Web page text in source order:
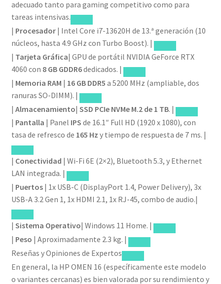
adecuado tanto para gaming competitivo como para
tareas intensivas.
| Procesador| Intel Core i7-13620H de 13.ª generación (10
núcleos, hasta 4.9 GHz con Turbo Boost). |
| Tarjeta Gráfica| GPU de portátil NVIDIA GeForce RTX
4060 con 8 GB GDDR6dedicados. |
| Memoria RAM | 16 GB DDR5 a 5200 MHz (ampliable, dos
ranuras SO-DIMM). |
| Almacenamiento| SSD PCIe NVMe M.2 de 1 TB. |
| Pantalla | Panel IPS de 16.1″ Full HD (1920 x 1080), con
tasa de refresco de 165 Hz y tiempo de respuesta de 7 ms. |
| Conectividad | Wi-Fi 6E (2×2), Bluetooth 5.3, y Ethernet
LAN integrada. |
| Puertos| 1x USB-C (DisplayPort 1.4, Power Delivery), 3x
USB-A 3.2 Gen 1, 1x HDMI 2.1, 1x RJ-45, combo de audio.|
| Sistema Operativo| Windows 11 Home. |
| Peso | Aproximadamente 2.3 kg. |
Reseñas y Opiniones de Expertos
En general, la HP OMEN 16 (específicamente este modelo
o variantes cercanas) es bien valorada por su rendimiento y